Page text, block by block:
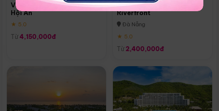
Vinpearl Resort & Golf Nam
Hội An
★ 5.0
Từ 4,150,000đ
Melia Vinpearl Danang
Riverfront
Đà Nẵng
★ 5.0
Từ 2,400,000đ